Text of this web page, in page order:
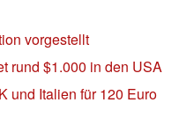
vorgestellt
rund $1.000 in den USA
und Italien für 120 Euro